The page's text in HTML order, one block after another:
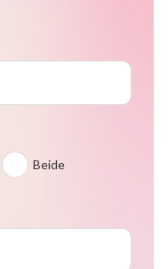
Beide